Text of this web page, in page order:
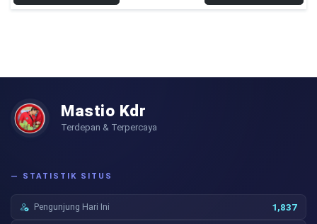
Mastio Kdr
Terdepan & Terpercaya
— STATISTIK SITUS
Pengunjung Hari Ini 1,837